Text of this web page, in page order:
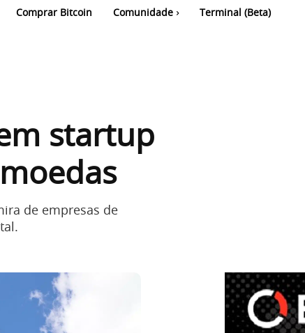
Comprar Bitcoin Comunidade Terminal (Beta)
startup
de empresas de